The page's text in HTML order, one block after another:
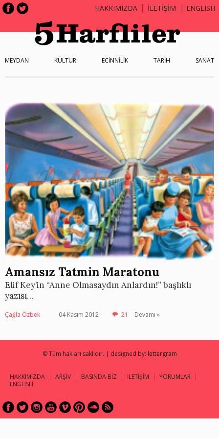
HAKKIMIZDA İLETİŞİM ENGLISH
MEYDAN KÜLTÜR ECİNNİLİK TARİH SANAT
Amansız Tatmin Maratonu
Elif Key’in “Anne Olmasaydın Anlardın!” başlıklı
yazısı…
Çağla Özbek 04 Kasım 2012 21 Devamı »
© Tüm hakları saklıdır. | designed by: lettergram
HAKKIMIZDA ARŞİV BASINDA BİZ İLETİŞİM
YORUMLAR
ENGLISH